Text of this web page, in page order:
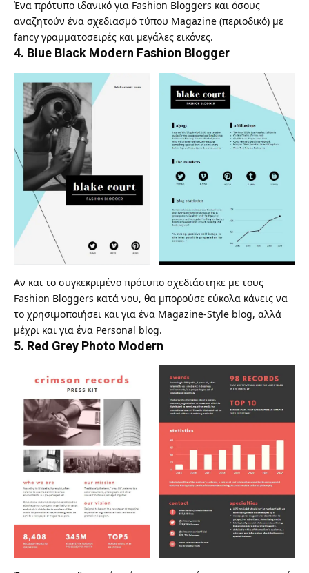
Ένα πρότυπο ιδανικό για Fashion Bloggers και όσους
αναζητούν ένα σχεδιασμό τύπου Magazine (περιοδικό) με
fancy γραμματοσειρές και μεγάλες εικόνες.
4. Blue Black Modern Fashion Blogger
Αν και το συγκεκριμένο πρότυπο σχεδιάστηκε με τους
Fashion Bloggers κατά νου, θα μπορούσε εύκολα κάνεις να
το χρησιμοποιήσει και για ένα Magazine-Style blog, αλλά
μέχρι και για ένα Personal blog.
5. Red Grey Photo Modern